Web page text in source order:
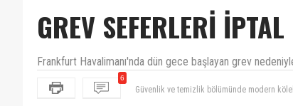
GREV SEFERLERİ
Frankfurt Havalimanı'nda dün gece başlayan grev
6
Helal olsun